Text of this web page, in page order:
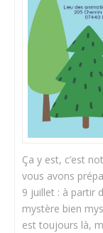
Ça y est, c’est
vous avons
9 juillet : à partir
mystère bien
est toujours là,